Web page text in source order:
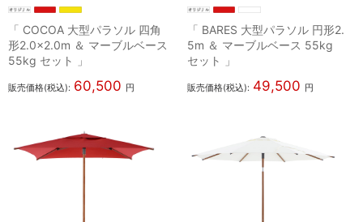
「 COCOA 大型パラソル 四角
形2.0×2.0m ＆ マーブルベース
55kg セット 」
販売価格(税込): 60,500 円
「 BARES 大型パラソル 円形2.
5m ＆ マーブルベース 55kg
セット 」
販売価格(税込): 49,500 円